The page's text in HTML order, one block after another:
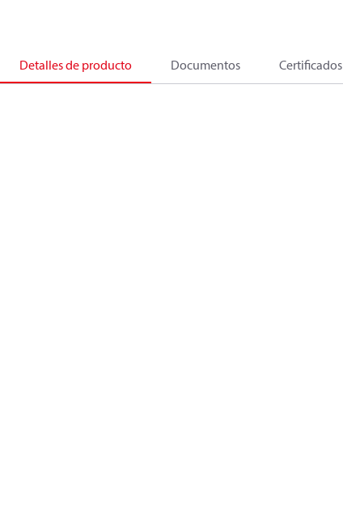
Detalles de producto Documentos Certificados